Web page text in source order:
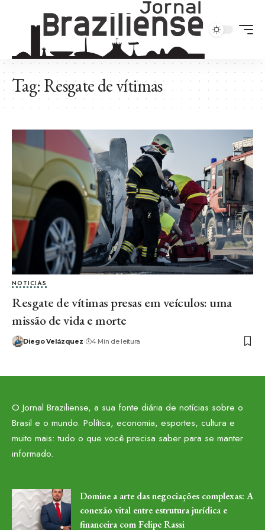
Tag:Resgate de vítimas
NOTICIAS
Resgate de vítimas presas em veículos: uma
missão de vida e morte
Diego Velázquez 4 Min de leitura
O Jornal Braziliense, a sua fonte diária de notícias sobre o
Brasil e o mundo. Política, economia, esportes, cultura e
muito mais: tudo o que você precisa saber para se manter
informado.
Domine a arte das negociações complexas: A
conexão vital entre estrutura jurídica e
financeira com Felipe Rassi